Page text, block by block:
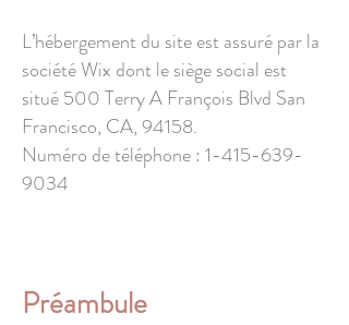
L’hébergement du site est assuré par la
société Wix dont le siège social est
situé 500 Terry A François Blvd San
Francisco, CA, 94158.
Numéro de téléphone : 1-415-639-
9034
Préambule